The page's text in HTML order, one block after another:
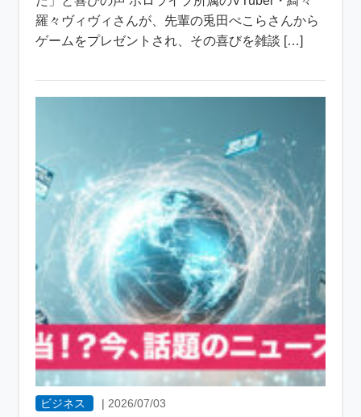
羅々ヴィヴィさんが、先輩の兎田ぺこらさんから
ゲームをプレゼントされ、その喜びを雑談 […]
ビジネス | 2026/07/03